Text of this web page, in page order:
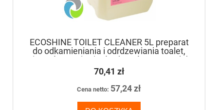
ECOSHINE TOILET CLEANER 5L preparat
do odkamieniania i odrdzewiania toalet,
pisuarów, sanitariatów, kranów, umywalek
70,41 zł
Cena netto: 57,24 zł